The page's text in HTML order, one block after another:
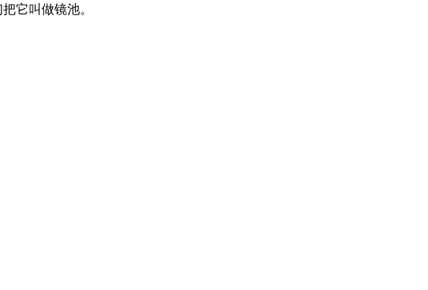
它叫做镜池。